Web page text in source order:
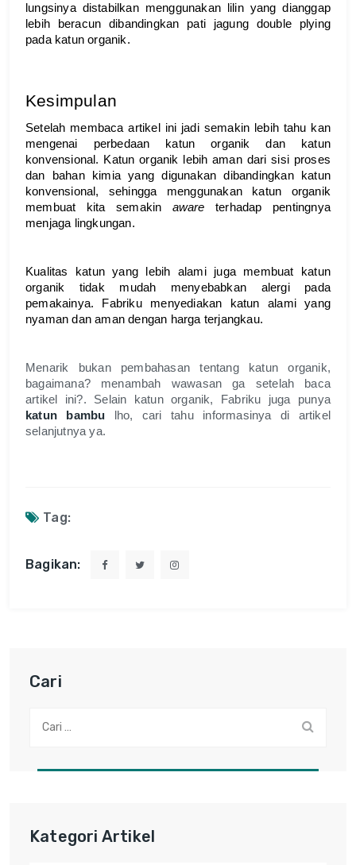
lungsinya distabilkan menggunakan lilin yang dianggap
lebih beracun dibandingkan pati jagung double plying
pada katun organik.
Kesimpulan
Setelah membaca artikel ini jadi semakin lebih tahu kan
mengenai perbedaan katun organik dan katun
konvensional. Katun organik lebih aman dari sisi proses
dan bahan kimia yang digunakan dibandingkan katun
konvensional, sehingga menggunakan katun organik
membuat kita semakin aware terhadap pentingnya
menjaga lingkungan.
Kualitas katun yang lebih alami juga membuat katun
organik tidak mudah menyebabkan alergi pada
pemakainya. Fabriku menyediakan katun alami yang
nyaman dan aman dengan harga terjangkau.
Menarik bukan pembahasan tentang katun organik,
bagaimana? menambah wawasan ga setelah baca
artikel ini?. Selain katun organik, Fabriku juga punya
katun bambu lho, cari tahu informasinya di artikel
selanjutnya ya.
Tag:
Bagikan:
Cari
Kategori Artikel